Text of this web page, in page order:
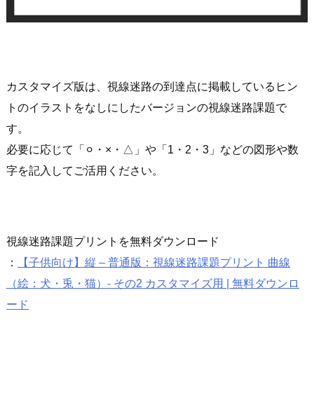
カスタマイズ版は、視線迷路の到達点に掲載しているヒン
トのイラストをなしにしたバージョンの視線迷路課題で
す。
必要に応じて「⚪︎・×・△」や「1・2・3」などの図形や数
字を記入してご活用ください。
視線迷路課題プリントを無料ダウンロード
：
【子供向け】縦 – 普通版：視線迷路課題プリント 曲線
（絵：犬・兎・猫）- その2 カスタマイズ用 | 無料ダウンロ
ード